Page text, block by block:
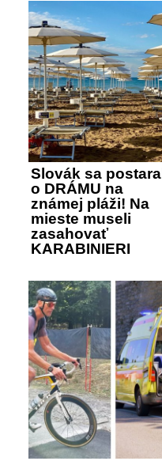
Slovák sa postaral
o DRÁMU na
známej pláži! Na
mieste museli
zasahovať
KARABINIERI